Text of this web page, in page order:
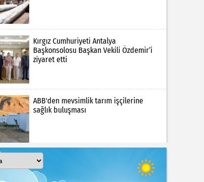
Kırgız Cumhuriyeti Antalya
Başkonsolosu Başkan Vekili Özdemir’i
ziyaret etti
ABB'den mevsimlik tarım işçilerine
sağlık buluşması